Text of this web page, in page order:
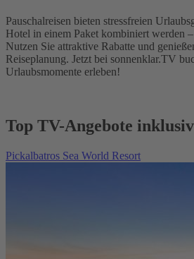
Pauschalreisen bieten stressfreien
Hotel in einem Paket kombiniert werden
Nutzen Sie attraktive Rabatte und
Reiseplanung. Jetzt bei sonnenklar.TV
Urlaubsmomente erleben!
Top TV-Angebote
Pickalbatros Sea World Resort